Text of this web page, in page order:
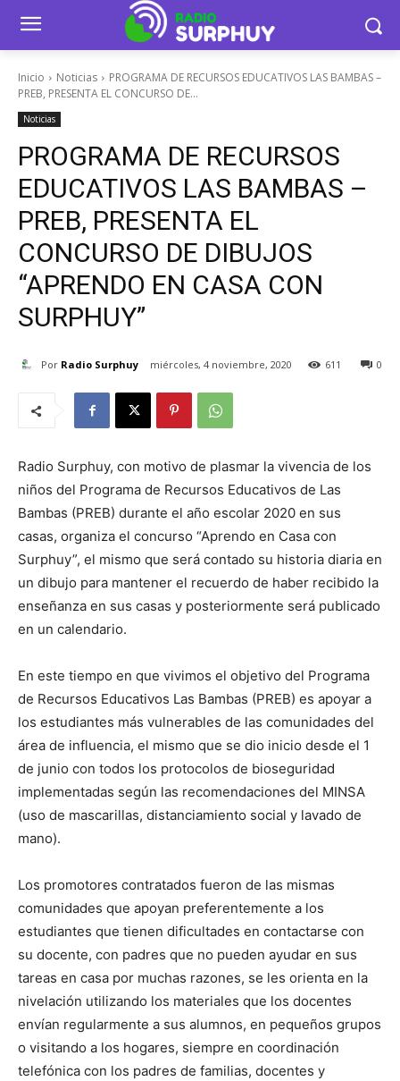
Inicio Noticias
PROGRAMA DE RECURSOS EDUCATIVOS LAS BAMBAS –
PREB, PRESENTA EL CONCURSO DE...
Noticias
PROGRAMA DE RECURSOS
EDUCATIVOS LAS BAMBAS –
PREB, PRESENTA EL
CONCURSO DE DIBUJOS
“APRENDO EN CASA CON
SURPHUY”
Por Radio Surphuy miércoles, 4 noviembre, 2020 0
611
Radio Surphuy, con motivo de plasmar la vivencia de los
niños del Programa de Recursos Educativos de Las
Bambas (PREB) durante el año escolar 2020 en sus
casas, organiza el concurso “Aprendo en Casa con
Surphuy”, el mismo que será contado su historia diaria en
un dibujo para mantener el recuerdo de haber recibido la
enseñanza en sus casas y posteriormente será publicado
en un calendario.
En este tiempo en que vivimos el objetivo del Programa
de Recursos Educativos Las Bambas (PREB) es apoyar a
los estudiantes más vulnerables de las comunidades del
área de influencia, el mismo que se dio inicio desde el 1
de junio con todos los protocolos de bioseguridad
implementadas según las recomendaciones del MINSA
(uso de mascarillas, distanciamiento social y lavado de
mano).
Los promotores contratados fueron de las mismas
comunidades que apoyan preferentemente a los
estudiantes que tienen dificultades en contactarse con
su docente, con padres que no pueden ayudar en sus
tareas en casa por muchas razones, se les orienta en la
nivelación utilizando los materiales que los docentes
envían regularmente a sus alumnos, en pequeños grupos
o visitando a los hogares, siempre en coordinación
telefónica con los padres de familias, docentes y